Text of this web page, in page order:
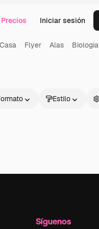
Precios Iniciar sesión
Casa Flyer Alas Biologia
Estilo
Síguenos